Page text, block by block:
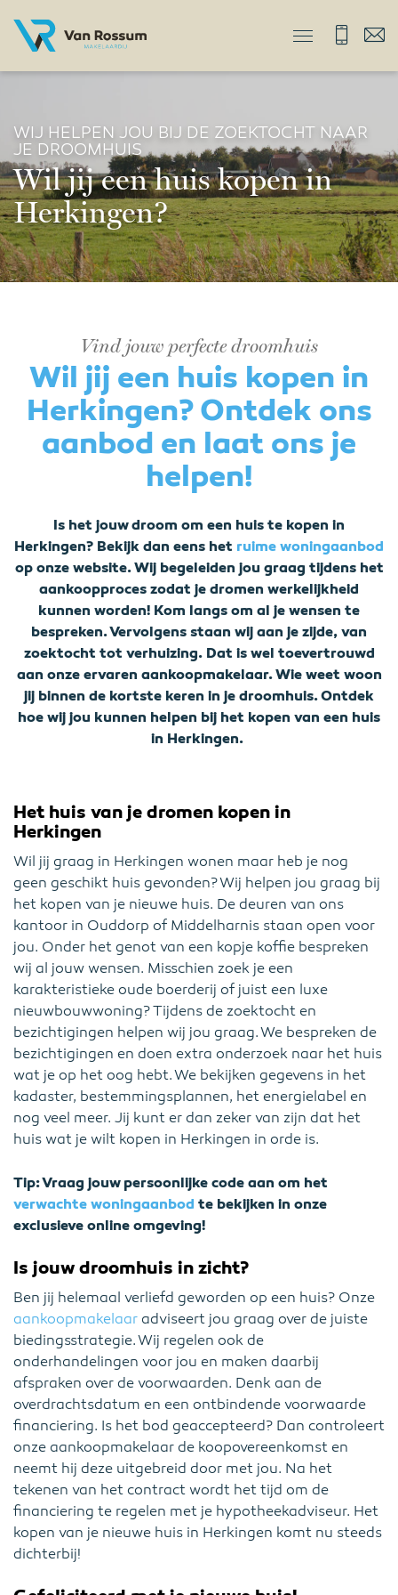
WIJ HELPEN JOU BIJ DE ZOEKTOCHT NAAR
JE DROOMHUIS
Wil jij een huis kopen in
Herkingen?
Vind jouw perfecte droomhuis
Wil jij een huis kopen in
Herkingen? Ontdek ons
aanbod en laat ons je
helpen!
Is het jouw droom om een huis te kopen in
Herkingen? Bekijk dan eens het ruime woningaanbod
op onze website. Wij begeleiden jou graag tijdens het
aankoopproces zodat je dromen werkelijkheid
kunnen worden! Kom langs om al je wensen te
bespreken. Vervolgens staan wij aan je zijde, van
zoektocht tot verhuizing. Dat is wel toevertrouwd
aan onze ervaren aankoopmakelaar. Wie weet woon
jij binnen de kortste keren in je droomhuis. Ontdek
hoe wij jou kunnen helpen bij het kopen van een huis
in Herkingen.
Het huis van je dromen kopen in
Herkingen
Wil jij graag in Herkingen wonen maar heb je nog
geen geschikt huis gevonden? Wij helpen jou graag bij
het kopen van je nieuwe huis. De deuren van ons
kantoor in Ouddorp of Middelharnis staan open voor
jou. Onder het genot van een kopje koffie bespreken
wij al jouw wensen. Misschien zoek je een
karakteristieke oude boerderij of juist een luxe
nieuwbouwwoning? Tijdens de zoektocht en
bezichtigingen helpen wij jou graag. We bespreken de
bezichtigingen en doen extra onderzoek naar het huis
wat je op het oog hebt. We bekijken gegevens in het
kadaster, bestemmingsplannen, het energielabel en
nog veel meer. Jij kunt er dan zeker van zijn dat het
huis wat je wilt kopen in Herkingen in orde is.
Tip: Vraag jouw persoonlijke code aan om het
verwachte woningaanbod te bekijken in onze
exclusieve online omgeving!
Is jouw droomhuis in zicht?
Ben jij helemaal verliefd geworden op een huis? Onze
aankoopmakelaar adviseert jou graag over de juiste
biedingsstrategie. Wij regelen ook de
onderhandelingen voor jou en maken daarbij
afspraken over de voorwaarden. Denk aan de
overdrachtsdatum en een ontbindende voorwaarde
financiering. Is het bod geaccepteerd? Dan controleert
onze aankoopmakelaar de koopovereenkomst en
neemt hij deze uitgebreid door met jou. Na het
tekenen van het contract wordt het tijd om de
financiering te regelen met je hypotheekadviseur. Het
kopen van je nieuwe huis in Herkingen komt nu steeds
dichterbij!